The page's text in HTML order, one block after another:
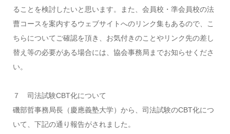
ることを検討したいと思います。また、会員校・準会員校の法
曹コースを案内するウェブサイトへのリンク集もあるので、こ
ちらについてご確認を頂き、お気付きのことやリンク先の差し
替え等の必要がある場合には、協会事務局までお知らせくださ
い。
７ 司法試験CBT化について
磯部哲事務局長（慶應義塾大学）から、司法試験のCBT化につ
いて、下記の通り報告がされました。